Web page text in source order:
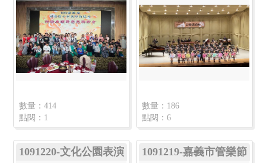
恩聯誼餐會
數量：414
點閱：1
數量：186
點閱：6
1091220-文化公園表演
1091219-嘉義市管樂節